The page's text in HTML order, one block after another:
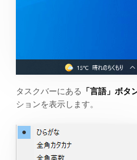
タスクバーにある 「言語」ボタ
ションを表示します。